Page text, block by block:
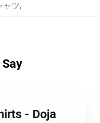
ャツ,
- Doja